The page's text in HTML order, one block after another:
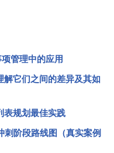
管理中的应用
解它们之间的差异及其如
表规划最佳实践
刺阶段路线图（真实案例